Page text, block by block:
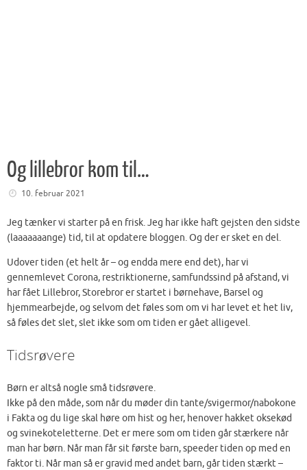
Og lillebror kom til…
10. februar 2021
Jeg tænker vi starter på en frisk. Jeg har ikke haft gejsten den sidste
(laaaaaaange) tid, til at opdatere bloggen. Og der er sket en del.
Udover tiden (et helt år – og endda mere end det), har vi
gennemlevet Corona, restriktionerne, samfundssind på afstand, vi
har fået Lillebror, Storebror er startet i børnehave, Barsel og
hjemmearbejde, og selvom det føles som om vi har levet et het liv,
så føles det slet, slet ikke som om tiden er gået alligevel.
Tidsrøvere
Børn er altså nogle små tidsrøvere.
Ikke på den måde, som når du møder din tante/svigermor/nabokone
i Fakta og du lige skal høre om hist og her, henover hakket oksekød
og svinekoteletterne. Det er mere som om tiden går stærkere når
man har børn. Når man får sit første barn, speeder tiden op med en
faktor ti. Når man så er gravid med andet barn, går tiden stærkt –